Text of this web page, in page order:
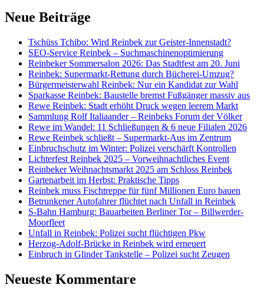
Neue Beiträge
Tschüss Tchibo: Wird Reinbek zur Geister-Innenstadt?
SEO-Service Reinbek – Suchmaschinenoptimierung
Reinbeker Sommersalon 2026: Das Stadtfest am 20. Juni
Reinbek: Supermarkt-Rettung durch Bücherei-Umzug?
Bürgermeisterwahl Reinbek: Nur ein Kandidat zur Wahl
Sparkasse Reinbek: Baustelle bremst Fußgänger massiv aus
Rewe Reinbek: Stadt erhöht Druck wegen leerem Markt
Sammlung Rolf Italiaander – Reinbeks Forum der Völker
Rewe im Wandel: 11 Schließungen & 6 neue Filialen 2026
Rewe Reinbek schließt – Supermarkt-Aus im Zentrum
Einbruchschutz im Winter: Polizei verschärft Kontrollen
Lichterfest Reinbek 2025 – Vorweihnachtliches Event
Reinbeker Weihnachtsmarkt 2025 am Schloss Reinbek
Gartenarbeit im Herbst: Praktische Tipps
Reinbek muss Fischtreppe für fünf Millionen Euro bauen
Betrunkener Autofahrer flüchtet nach Unfall in Reinbek
S-Bahn Hamburg: Bauarbeiten Berliner Tor – Billwerder-
Moorfleet
Unfall in Reinbek: Polizei sucht flüchtigen Pkw
Herzog-Adolf-Brücke in Reinbek wird erneuert
Einbruch in Glinder Tankstelle – Polizei sucht Zeugen
Neueste Kommentare